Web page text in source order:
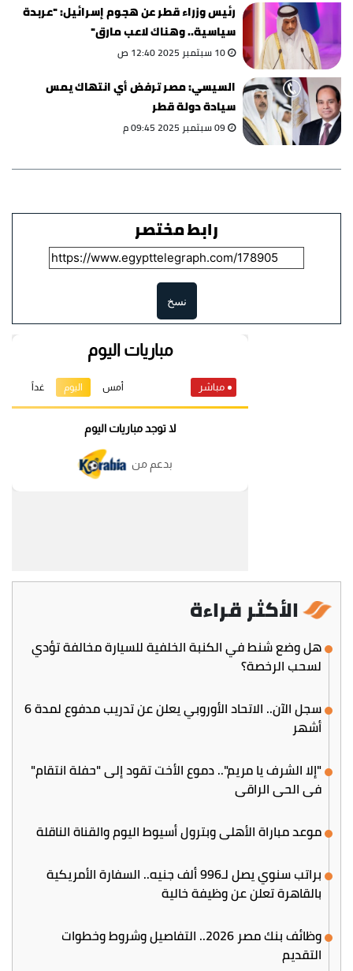
رئيس وزراء قطر عن هجوم إسرائيل: "عربدة
سياسية.. وهناك لاعب مارق"
10 سبتمبر 2025 12:40 ص
السيسي: مصر ترفض أي انتهاك يمس
سيادة دولة قطر
09 سبتمبر 2025 09:45 م
رابط مختصر
نسخ
الأكثر قراءة
هل وضع شنط في الكنبة الخلفية للسيارة مخالفة تؤدي
لسحب الرخصة؟
سجل الآن.. الاتحاد الأوروبي يعلن عن تدريب مدفوع لمدة 6
أشهر
"إلا الشرف يا مريم".. دموع الأخت تقود إلى "حفلة انتقام"
في الحي الراقي
موعد مباراة الأهلي وبترول أسيوط اليوم والقناة الناقلة
براتب سنوي يصل لـ996 ألف جنيه.. السفارة الأمريكية
بالقاهرة تعلن عن وظيفة خالية
وظائف بنك مصر 2026.. التفاصيل وشروط وخطوات
التقديم